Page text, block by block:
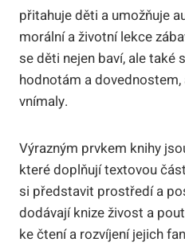
přitahuje děti a umožňuje
morální a životní lekce
se děti nejen baví, ale také
hodnotám a
vnímaly.
Výrazným prvkem knihy
které doplňují textovou
si představit prostředí a
dodávají knize živost a
ke čtení a rozvíjení jejich